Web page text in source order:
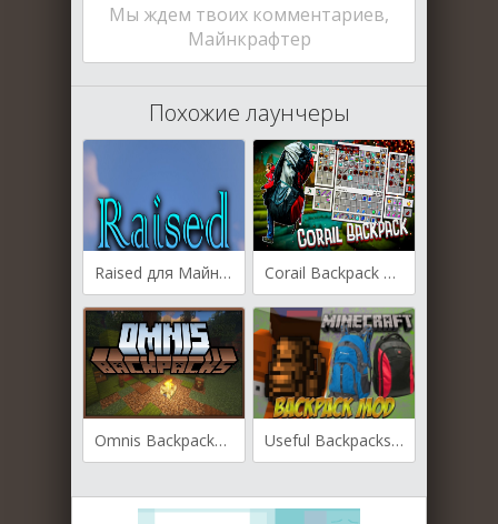
Мы ждем твоих комментариев,
Майнкрафтер
Похожие лаунчеры
Raised для Майнкрафт [1.20.1, 1.20, 1.19.4] Corail Backpack для Майнкрафт [1.20.1, 1.19.4, 1.19.3]
Omnis Backpacks для Майнкрафт 1.16.5 Useful Backpacks для Майнкрафт [1.19.3, 1.19.2, 1.19.1]